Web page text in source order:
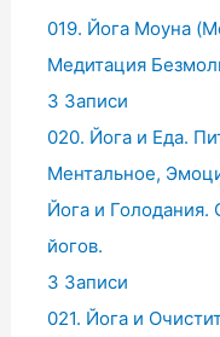
019. Йога Моуна
Медитация
3 Записи
020. Йога и Еда.
Ментальное,
Йога и Голодания.
йогов.
3 Записи
021. Йога и